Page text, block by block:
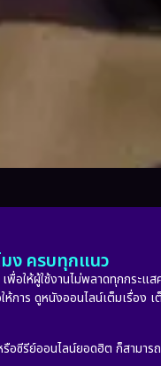
ง ครบทุกแนว
อให้ผู้ใช้งานไม่พลาดทุกกระแ
การ ดูหนังออนไลน์เต็มเรื่อง
อซีรีย์ออนไลน์ยอดฮิต ก็สามา